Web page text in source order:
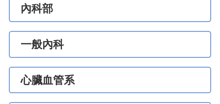
內科部
一般內科
心臟血管系